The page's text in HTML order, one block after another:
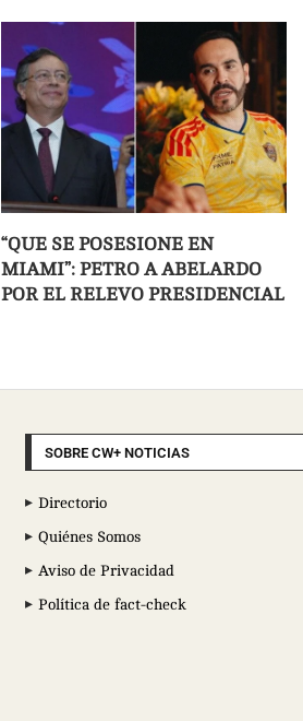
“QUE SE POSESIONE EN
MIAMI”: PETRO A ABELARDO
POR EL RELEVO PRESIDENCIAL
SOBRE CW+ NOTICIAS
Directorio
Quiénes Somos
Aviso de Privacidad
Política de fact-check